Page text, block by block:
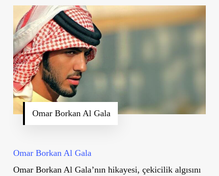
Omar Borkan Al Gala
Omar Borkan Al Gala
Omar Borkan Al Gala’nın hikayesi, çekicilik algısını